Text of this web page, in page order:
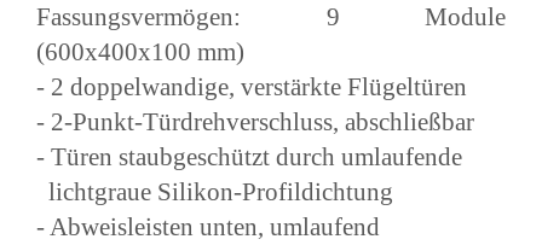
Fassungsvermögen: 9 Module
(600x400x100 mm)
- 2 doppelwandige, verstärkte Flügeltüren
- 2-Punkt-Türdrehverschluss, abschließbar
- Türen staubgeschützt durch umlaufende
lichtgraue Silikon-Profildichtung
- Abweisleisten unten, umlaufend